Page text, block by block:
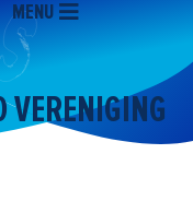
MENU
VERENIGING